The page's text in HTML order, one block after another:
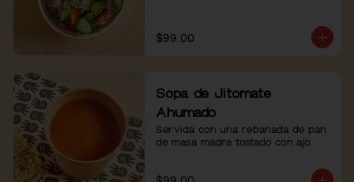
$99.00
Sopa de Jitomate
Ahumado
Servida con una rebanada de pan
de masa madre tostado con ajo.